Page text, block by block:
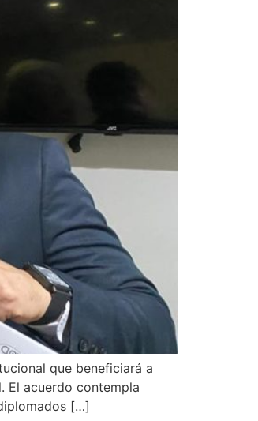
que beneficiará a
El acuerdo contempla
[…]